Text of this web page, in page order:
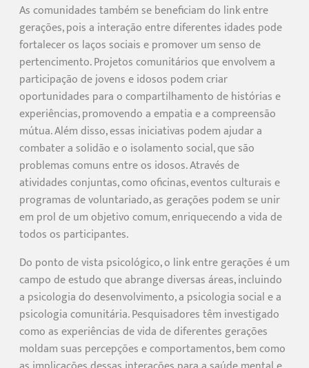
As comunidades também se beneficiam do link entre
gerações, pois a interação entre diferentes idades pode
fortalecer os laços sociais e promover um senso de
pertencimento. Projetos comunitários que envolvem a
participação de jovens e idosos podem criar
oportunidades para o compartilhamento de histórias e
experiências, promovendo a empatia e a compreensão
mútua. Além disso, essas iniciativas podem ajudar a
combater a solidão e o isolamento social, que são
problemas comuns entre os idosos. Através de
atividades conjuntas, como oficinas, eventos culturais e
programas de voluntariado, as gerações podem se unir
em prol de um objetivo comum, enriquecendo a vida de
todos os participantes.
Do ponto de vista psicológico, o link entre gerações é um
campo de estudo que abrange diversas áreas, incluindo
a psicologia do desenvolvimento, a psicologia social e a
psicologia comunitária. Pesquisadores têm investigado
como as experiências de vida de diferentes gerações
moldam suas percepções e comportamentos, bem como